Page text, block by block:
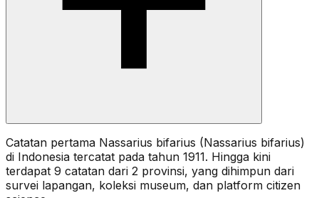
Catatan pertama Nassarius bifarius (Nassarius bifarius)
di Indonesia tercatat pada tahun 1911. Hingga kini
terdapat 9 catatan dari 2 provinsi, yang dihimpun dari
survei lapangan, koleksi museum, dan platform citizen